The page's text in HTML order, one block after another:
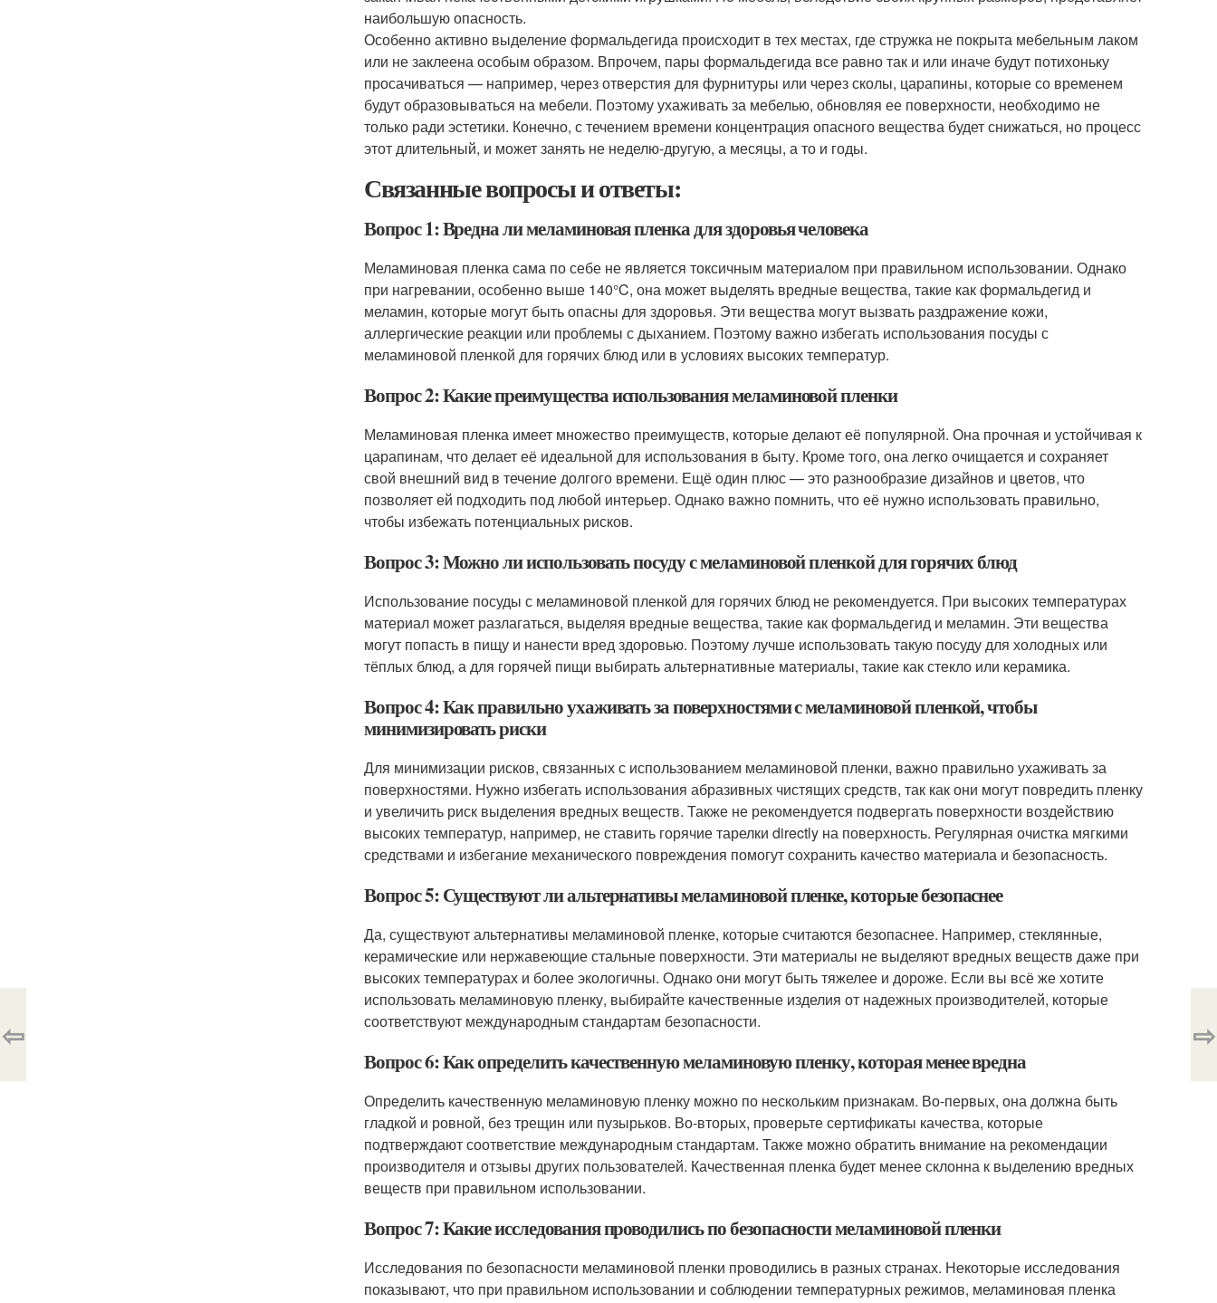
наибольшую опасность.
Особенно активно выделение формальдегида происходит в тех местах, где стружка не покрыта мебельным лаком
или не заклеена особым образом. Впрочем, пары формальдегида все равно так и или иначе будут потихоньку
просачиваться — например, через отверстия для фурнитуры или через сколы, царапины, которые со временем
будут образовываться на мебели. Поэтому ухаживать за мебелью, обновляя ее поверхности, необходимо не
только ради эстетики. Конечно, с течением времени концентрация опасного вещества будет снижаться, но процесс
этот длительный, и может занять не неделю-другую, а месяцы, а то и годы.
Связанные вопросы и ответы:
Вопрос 1: Вредна ли меламиновая пленка для здоровья человека
Меламиновая пленка сама по себе не является токсичным материалом при правильном использовании. Однако
при нагревании, особенно выше 140°C, она может выделять вредные вещества, такие как формальдегид и
меламин, которые могут быть опасны для здоровья. Эти вещества могут вызвать раздражение кожи,
аллергические реакции или проблемы с дыханием. Поэтому важно избегать использования посуды с
меламиновой пленкой для горячих блюд или в условиях высоких температур.
Вопрос 2: Какие преимущества использования меламиновой пленки
Меламиновая пленка имеет множество преимуществ, которые делают её популярной. Она прочная и устойчивая к
царапинам, что делает её идеальной для использования в быту. Кроме того, она легко очищается и сохраняет
свой внешний вид в течение долгого времени. Ещё один плюс — это разнообразие дизайнов и цветов, что
позволяет ей подходить под любой интерьер. Однако важно помнить, что её нужно использовать правильно,
чтобы избежать потенциальных рисков.
Вопрос 3: Можно ли использовать посуду с меламиновой пленкой для горячих блюд
Использование посуды с меламиновой пленкой для горячих блюд не рекомендуется. При высоких температурах
материал может разлагаться, выделяя вредные вещества, такие как формальдегид и меламин. Эти вещества
могут попасть в пищу и нанести вред здоровью. Поэтому лучше использовать такую посуду для холодных или
тёплых блюд, а для горячей пищи выбирать альтернативные материалы, такие как стекло или керамика.
Вопрос 4: Как правильно ухаживать за поверхностями с меламиновой пленкой, чтобы
минимизировать риски
Для минимизации рисков, связанных с использованием меламиновой пленки, важно правильно ухаживать за
поверхностями. Нужно избегать использования абразивных чистящих средств, так как они могут повредить пленку
и увеличить риск выделения вредных веществ. Также не рекомендуется подвергать поверхности воздействию
высоких температур, например, не ставить горячие тарелки directly на поверхность. Регулярная очистка мягкими
средствами и избегание механического повреждения помогут сохранить качество материала и безопасность.
Вопрос 5: Существуют ли альтернативы меламиновой пленке, которые безопаснее
Да, существуют альтернативы меламиновой пленке, которые считаются безопаснее. Например, стеклянные,
керамические или нержавеющие стальные поверхности. Эти материалы не выделяют вредных веществ даже при
высоких температурах и более экологичны. Однако они могут быть тяжелее и дороже. Если вы всё же хотите
использовать меламиновую пленку, выбирайте качественные изделия от надежных производителей, которые
соответствуют международным стандартам безопасности.
Вопрос 6: Как определить качественную меламиновую пленку, которая менее вредна
Определить качественную меламиновую пленку можно по нескольким признакам. Во-первых, она должна быть
гладкой и ровной, без трещин или пузырьков. Во-вторых, проверьте сертификаты качества, которые
подтверждают соответствие международным стандартам. Также можно обратить внимание на рекомендации
производителя и отзывы других пользователей. Качественная пленка будет менее склонна к выделению вредных
веществ при правильном использовании.
Вопрос 7: Какие исследования проводились по безопасности меламиновой пленки
Исследования по безопасности меламиновой пленки проводились в разных странах. Некоторые исследования
показывают, что при правильном использовании и соблюдении температурных режимов, меламиновая пленка
⇦ ⇨